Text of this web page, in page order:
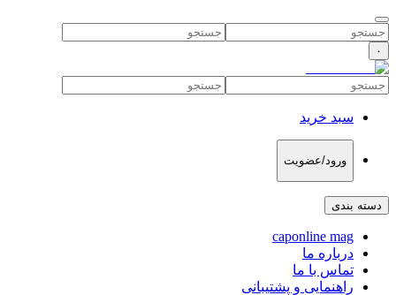
۰
سبد خرید
ورود/عضویت
دسته بندی
caponline mag
درباره ما
تماس با ما
راهنمایی و پشتیبانی